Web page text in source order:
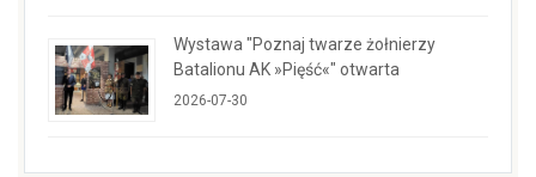
Wystawa "Poznaj twarze żołnierzy
Batalionu AK »Pięść«" otwarta
2026-07-30